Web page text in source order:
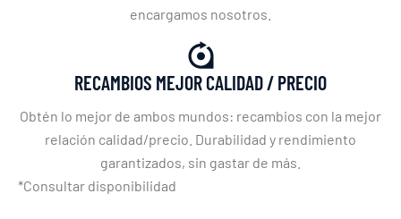
encargamos nosotros.
RECAMBIOS MEJOR CALIDAD / PRECIO
Obtén lo mejor de ambos mundos: recambios con la mejor
relación calidad/precio. Durabilidad y rendimiento
garantizados, sin gastar de más.
*Consultar disponibilidad